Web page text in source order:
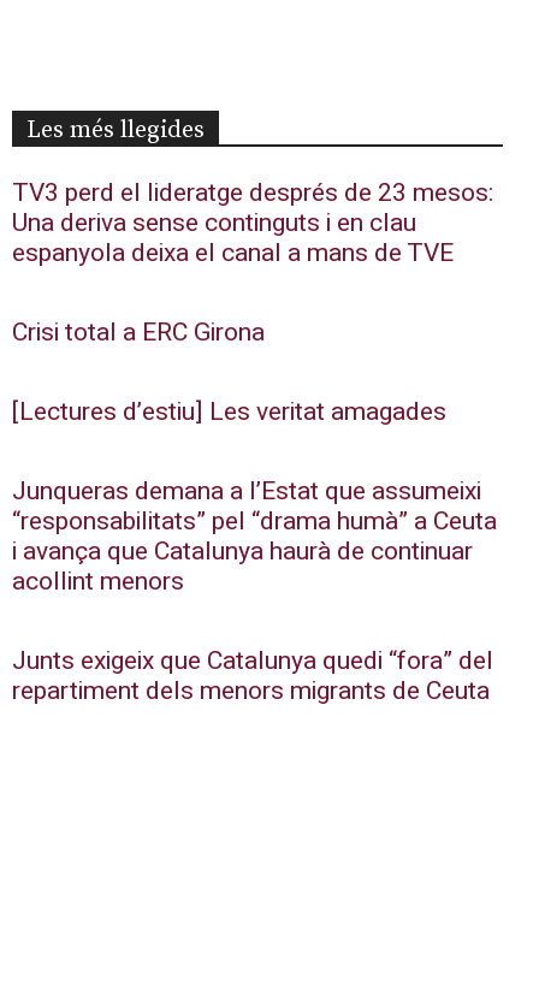
Les més llegides
TV3 perd el lideratge després de 23 mesos:
Una deriva sense continguts i en clau
espanyola deixa el canal a mans de TVE
Crisi total a ERC Girona
[Lectures d’estiu] Les veritat amagades
Junqueras demana a l’Estat que assumeixi
“responsabilitats” pel “drama humà” a Ceuta
i avança que Catalunya haurà de continuar
acollint menors
Junts exigeix que Catalunya quedi “fora” del
repartiment dels menors migrants de Ceuta